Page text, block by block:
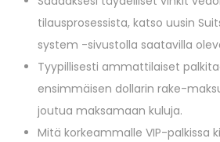
tilausprosessista, katso uusin
system -sivustolla saatavilla
Tyypillisesti ammattilaiset
ensimmäisen dollarin rake-
joutua maksamaan kuluja.
Mitä korkeammalle VIP-palkissa